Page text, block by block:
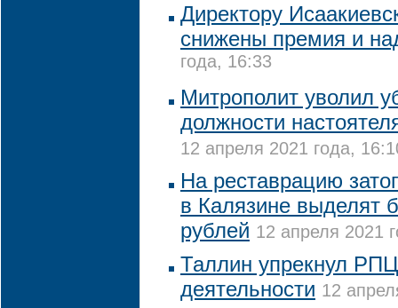
Директору
снижены премия и
года, 16:33
Митрополит уволил
должности
12 апреля 2021 года,
На реставрацию
в Калязине выделят
рублей 12 апреля 2021
Таллин упрекнул
деятельности 12